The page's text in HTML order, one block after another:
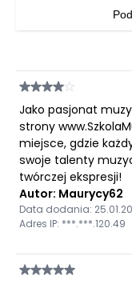
Jako pasjonat
strony
miejsce, gdzie
swoje talenty
twórczej ekspresji!
Autor: Maurycy62
Data dodania:
Adres IP: ***.***.120.49